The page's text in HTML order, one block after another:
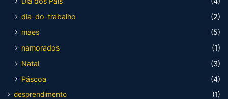
dia-do-trabalho
(2)
maes
(5)
namorados
(1)
Natal
(3)
Páscoa
(4)
desprendimento
(1)